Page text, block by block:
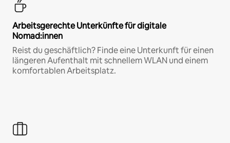
Arbeitsgerechte Unterkünfte für digitale
Nomad:innen
Reist du geschäftlich? Finde eine Unterkunft für einen
längeren Aufenthalt mit schnellem WLAN und einem
komfortablen Arbeitsplatz.